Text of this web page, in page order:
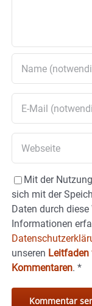
Mit der
sich mit der
Daten durch
Informationen
unseren Leitfaden
Kommentaren. *